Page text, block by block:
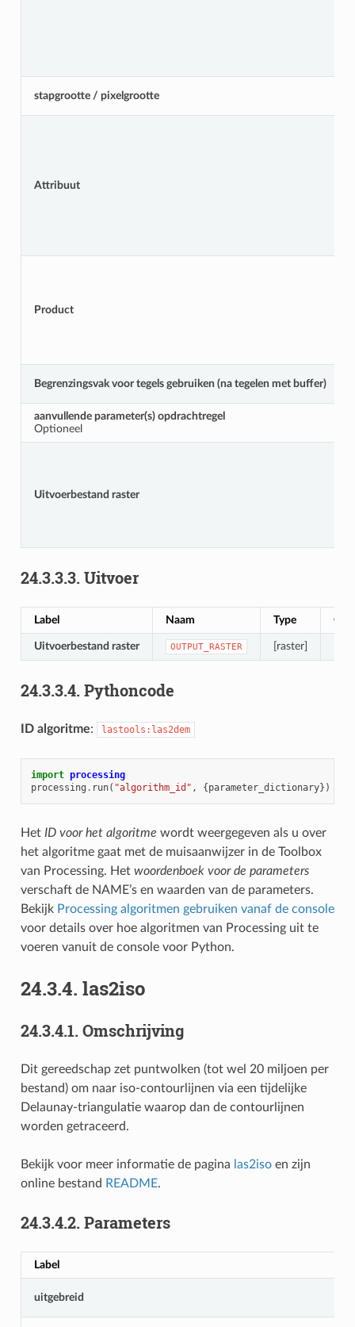
stapgrootte / pixelgrootte
Attribuut
Product
Begrenzingsvak voor tegels gebruiken (na tegelen met buffer)
aanvullende parameter(s) opdrachtregel
Optioneel
Uitvoerbestand raster
24.3.3.3. Uitvoer
Label Naam Type
Uitvoerbestand raster OUTPUT_RASTER [raster]
24.3.3.4. Pythoncode
ID algoritme: lastools:las2dem
import processing
processing . run( "algorithm_id" , {parameter_dictionary})
Het ID voor het algoritme wordt weergegeven als u over
het algoritme gaat met de muisaanwijzer in de Toolbox
van Processing. Het woordenboek voor de parameters
verschaft de NAME’s en waarden van de parameters.
Bekijk Processing algoritmen gebruiken vanaf de console
voor details over hoe algoritmen van Processing uit te
voeren vanuit de console voor Python.
24.3.4. las2iso
24.3.4.1. Omschrijving
Dit gereedschap zet puntwolken (tot wel 20 miljoen per
bestand) om naar iso-contourlijnen via een tijdelijke
Delaunay-triangulatie waarop dan de contourlijnen
worden getraceerd.
Bekijk voor meer informatie de pagina las2isoen zijn
online bestand README.
24.3.4.2. Parameters
Label
uitgebreid